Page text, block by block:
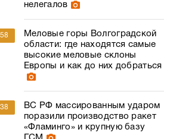
нелегалов
Меловые горы Волгоградской
области: где находятся самые
высокие меловые склоны
Европы и как до них добраться
ВС РФ массированным ударом
поразили производство ракет
«Фламинго» и крупную базу